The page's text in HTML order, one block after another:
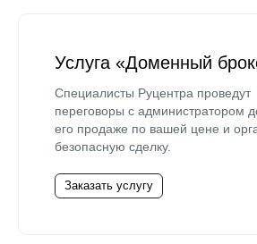
Услуга «Доменный
Специалисты Руцентра проведут
переговоры с администратором
его продаже по вашей цене и
безопасную сделку.
Заказать услугу